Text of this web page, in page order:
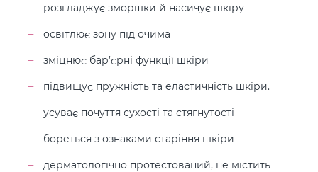
розгладжує зморшки й насичує шкіру
освітлює зону під очима
зміцнює бар’єрні функції шкіри
підвищує пружність та еластичність шкіри.
усуває почуття сухості та стягнутості
бореться з ознаками старіння шкіри
дерматологічно протестований, не містить